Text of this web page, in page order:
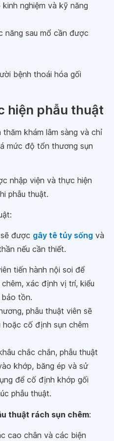
nghiệm và kỹ năng
năng sau mổ cần được
bệnh thoái hóa gối
hiện phẫu thuật
khám lâm sàng và chỉ
mức độ tổn thương sụn
nhập viện và thực hiện
phẫu thuật.
được gây tê tủy sống và
nếu cần thiết.
tiến hành nội soi để
xác định vị trí, kiểu
bảo tồn.
phẫu thuật viên sẽ
cố định sụn chêm
chắc chắn, phẫu thuật
khớp, băng ép và sử
để cố định khớp gối
phẫu thuật.
thuật rách sụn chêm:
cao chân và các biện